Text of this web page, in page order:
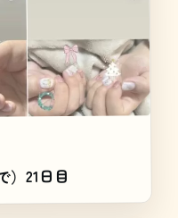
）21日目